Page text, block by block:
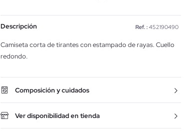
Descripción Ref. : 452190490
Camiseta corta de tirantes con estampado de rayas. Cuello
redondo.
Composición y cuidados
Ver disponibilidad en tienda